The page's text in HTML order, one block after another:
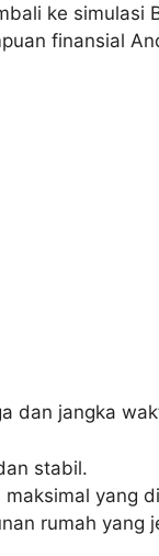
ke simulasi
finansial
dan jangka
stabil.
yang
rumah yang